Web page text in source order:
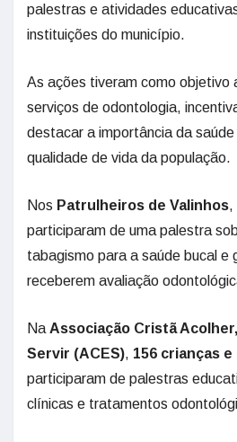
palestras e atividades
instituições do município.
As ações tiveram como objetivo
serviços de odontologia,
destacar a importância da
qualidade de vida da população.
Nos Patrulheiros de Valinhos,
participaram de uma palestra
tabagismo para a saúde bucal e
receberem avaliação
Na Associação Cristã
Servir (ACES), 156 crianças
participaram de palestras
clínicas e tratamentos